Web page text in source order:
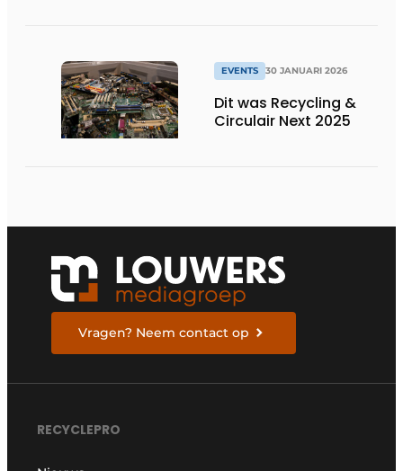
EVENTS 30 JANUARI 2026
Dit was Recycling &
Circulair Next 2025
Vragen? Neem contact op
RECYCLEPRO